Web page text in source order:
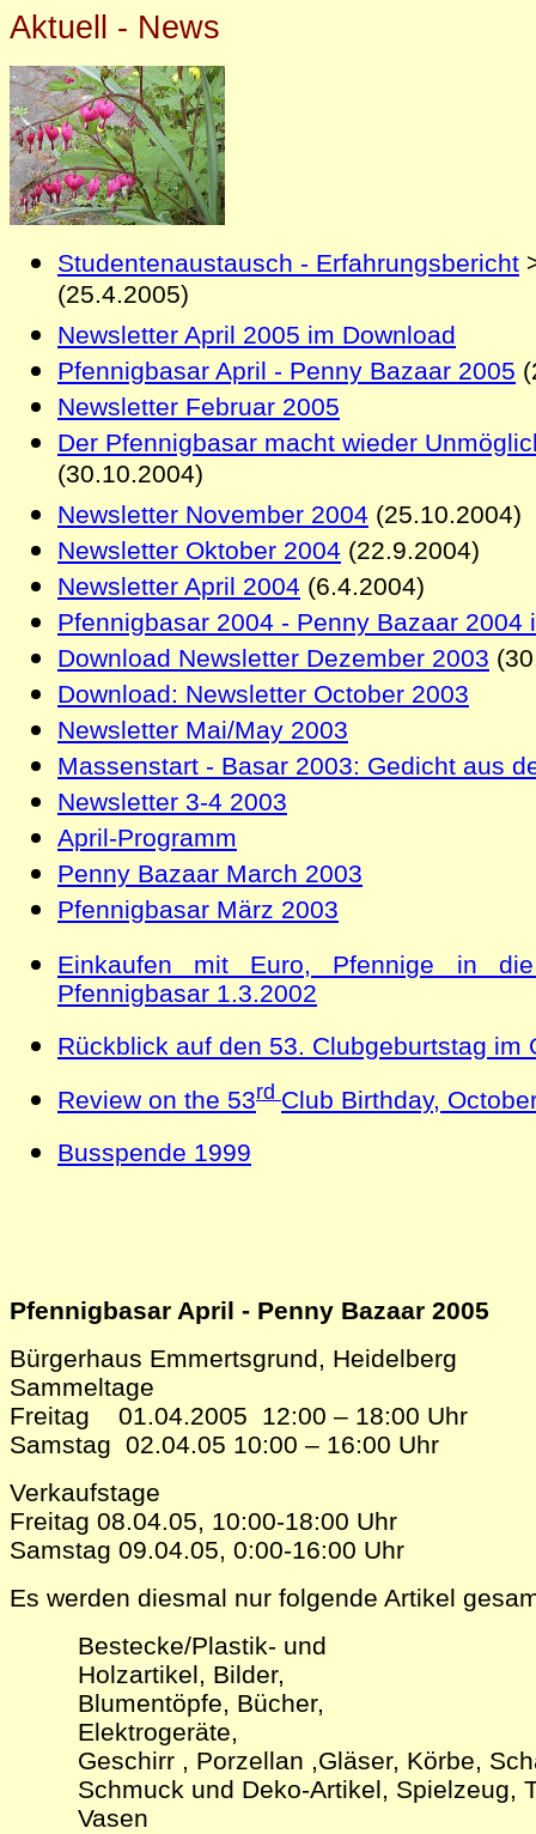
Aktuell - News
Studentenaustausch - Erfahrungsbericht
(25.4.2005)
Newsletter April 2005 im Download
Pfennigbasar April - Penny Bazaar 2005
Newsletter Februar 2005
Der Pfennigbasar macht wieder
(30.10.2004)
Newsletter November 2004 (25.10.2004)
Newsletter Oktober 2004 (22.9.2004)
Newsletter April 2004 (6.4.2004)
Pfennigbasar 2004 - Penny Bazaar 2004
Download Newsletter Dezember 2003
Download: Newsletter October 2003
Newsletter Mai/May 2003
Massenstart - Basar 2003: Gedicht aus
Newsletter 3-4 2003
April-Programm
Penny Bazaar March 2003
Pfennigbasar März 2003
Einkaufen mit Euro, Pfennige in
Pfennigbasar 1.3.2002
Rückblick auf den 53. Clubgeburtstag im
Review on the 53rd Club Birthday,
Busspende 1999
Pfennigbasar April - Penny Bazaar 2005
Bürgerhaus Emmertsgrund, Heidelberg
Sammeltage
Freitag 01.04.2005 12:00 – 18:00 Uhr
Samstag 02.04.05 10:00 – 16:00 Uhr
Verkaufstage
Freitag 08.04.05, 10:00-18:00 Uhr
Samstag 09.04.05, 0:00-16:00 Uhr
Es werden diesmal nur folgende Artikel
Bestecke/Plastik- und
Holzartikel, Bilder,
Blumentöpfe, Bücher,
Elektrogeräte,
Geschirr , Porzellan ,Gläser, Körbe,
Schmuck und Deko-Artikel, Spielzeug,
Vasen